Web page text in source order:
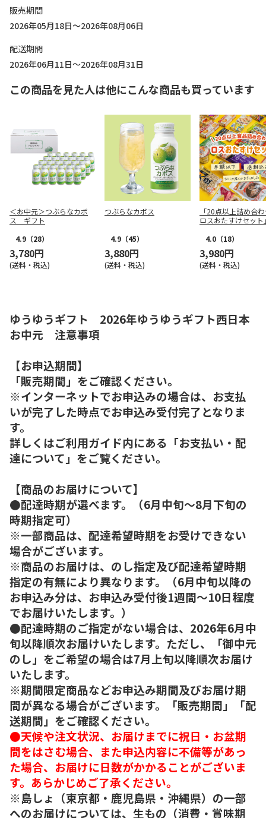
販売期間
2026年05月18日～2026年08月06日
配送期間
2026年06月11日～2026年08月31日
この商品を見た人は他にこんな商品も買っています
＜お中元＞つぶらなカボ
ス ギフト
4.9 （28）
3,780円
(送料・税込)
つぶらなカボス
4.9 （45）
3,880円
(送料・税込)
「20点以上詰め合
ロスおたすけセット
4.0 （18）
3,980円
(送料・税込)
ゆうゆうギフト 2026年ゆうゆうギフト西日本
お中元 注意事項
【お申込期間】
「販売期間」をご確認ください。
※インターネットでお申込みの場合は、お支払
いが完了した時点でお申込み受付完了となりま
す。
詳しくはご利用ガイド内にある「お支払い・配
達について」をご覧ください。
【商品のお届けについて】
●配達時期が選べます。（6月中旬～8月下旬の
時期指定可）
※一部商品は、配達希望時期をお受けできない
場合がございます。
※商品のお届けは、のし指定及び配達希望時期
指定の有無により異なります。（6月中旬以降の
お申込み分は、お申込み受付後1週間～10日程度
でお届けいたします。）
●配達時期のご指定がない場合は、2026年6月中
旬以降順次お届けいたします。ただし、「御中元
のし」をご希望の場合は7月上旬以降順次お届け
いたします。
※期間限定商品などお申込み期間及びお届け期
間が異なる場合がございます。「販売期間」「配
送期間」をご確認ください。
●天候や注文状況、お届けまでに祝日・お盆期
間をはさむ場合、また申込内容に不備等があっ
た場合、お届けに日数がかかることがございま
す。あらかじめご了承ください。
※島しょ（東京都・鹿児島県・沖縄県）の一部
へのお届けについては、生もの（消費・賞味期